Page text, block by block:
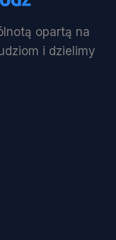
opartą na
i dzielimy